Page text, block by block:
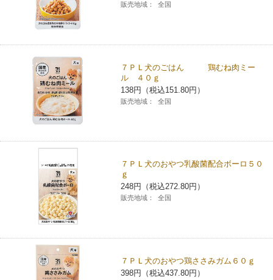
販売地域： 全国
７ＰＬ犬のごはん 鶏むね肉ミー
ル ４０ｇ
138円（税込151.80円）
販売地域： 全国
７ＰＬ犬のおやつ乳酸菌配合ボーロ５０
ｇ
248円（税込272.80円）
販売地域： 全国
７ＰＬ犬のおやつ鶏ささみガム６０ｇ
398円（税込437.80円）